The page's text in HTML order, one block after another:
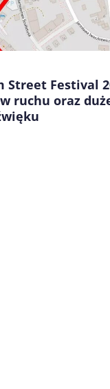
dane w tej
komentarzy.
Street Festival
ruchu oraz